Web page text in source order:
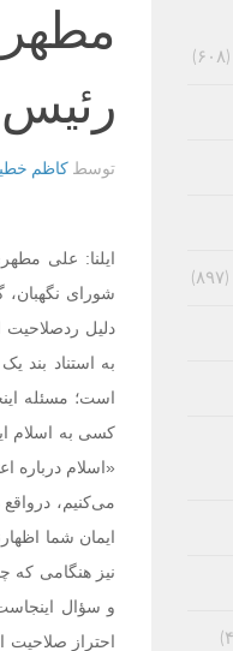
توسط کاظم
ایلنا:‌ علی
شورای نگهبان،
دلیل ردصلاحیت
است؛ مسئله
کسی به اسلام
«اسلام درباره
می‌کنیم،
ایمان شما
نیز هنگامی
و سؤال
(۶۰۸)
(۸۹۷)